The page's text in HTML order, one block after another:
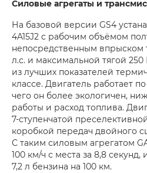
Силовые агрегаты и
На базовой версии GS4
4A15J2 c рабочим объёмом
непосредственным впрыском
л.с. и максимальной тягой
из лучших показателей
классе. Двигатель работает
чего он более экологичен,
работы и расход топлива.
7-ступенчатой
коробкой передач двойного
С таким силовым агрегатом
100 км/ч с места за 8,8
7,2 л бензина на 100 км.